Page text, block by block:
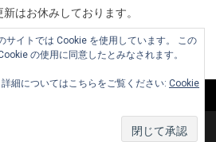
はお休みしております。
All Rights Reserved.|
サイトでは Cookie を使用しています。 この
の使用に同意したとみなされます。
細についてはこちらをご覧ください: Cookie